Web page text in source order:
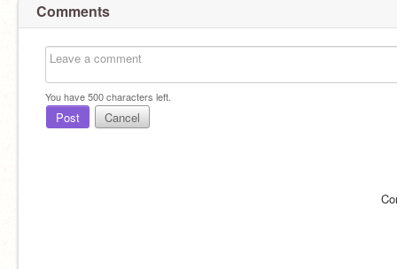
Comments
You have500characters left.
Post Cancel